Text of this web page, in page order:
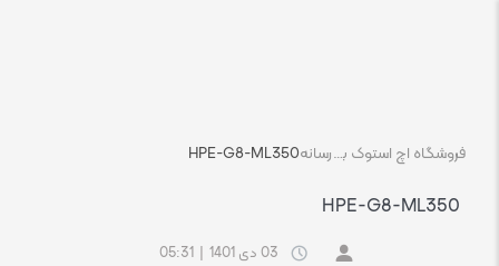
فروشگاه اچ استوک بازار انلاین تجهیزات کامپیوتر استوکرسانهHPE-G8-ML350
HPE-G8-ML350
03 دی 1401 05:31